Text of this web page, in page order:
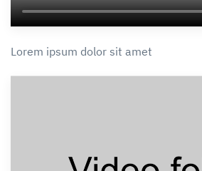
Lorem ipsum dolor sit amet